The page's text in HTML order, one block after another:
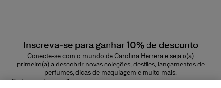
Inscreva-se para ganhar 10% de desconto
Conecte-se com o mundo de Carolina Herrera e seja o(a)
primeiro(a) a descobrir novas coleções, desfiles, lançamentos de
perfumes, dicas de maquiagem e muito mais.
Endereço de e-mail